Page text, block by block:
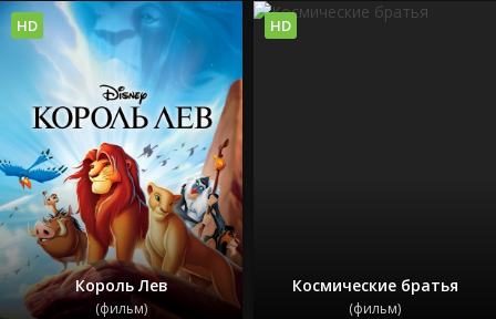
Король Лев
(фильм)
HD
Космические братья
(фильм)
HD